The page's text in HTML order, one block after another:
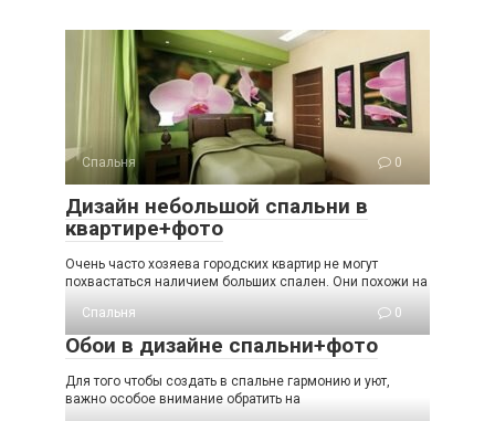
Спальня 0
Дизайн небольшой спальни в
квартире+фото
Очень часто хозяева городских квартир не могут
похвастаться наличием больших спален. Они похожи на
Спальня
0
Обои в дизайне спальни+фото
Для того чтобы создать в спальне гармонию и уют,
важно особое внимание обратить на